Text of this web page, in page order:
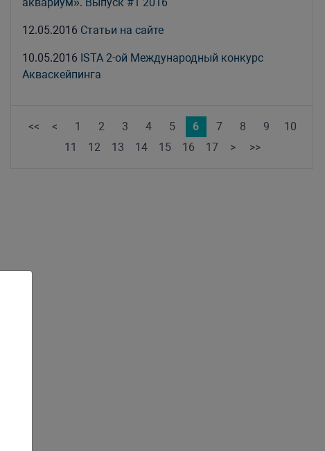
12.05.2016 Статьи на сайте
10.05.2016 ISTA 2-ой Международный конкурс
Акваскейпинга
<< < 1 2 3 4 5 6 7 8 9
10
11
12 13 14 15 16 17 > >>